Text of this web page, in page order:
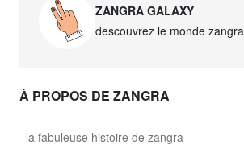
ZANGRA GALAXY
descouvrez le monde zangra
À PROPOS DE ZANGRA
la fabuleuse histoire de zangra